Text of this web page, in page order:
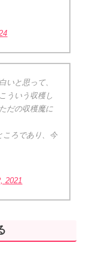
いと思って、
ういう収穫し
だの収穫魔に
ころであり、今
2021